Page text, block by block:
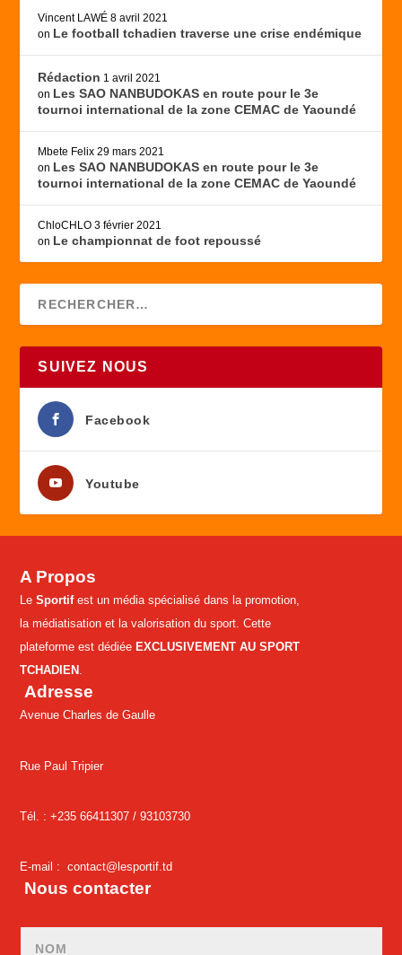
Vincent LAWÉ 8 avril 2021
on Le football tchadien traverse une crise endémique
Rédaction 1 avril 2021
on Les SAO NANBUDOKAS en route pour le 3e
tournoi international de la zone CEMAC de Yaoundé
Mbete Felix 29 mars 2021
on Les SAO NANBUDOKAS en route pour le 3e
tournoi international de la zone CEMAC de Yaoundé
ChloCHLO 3 février 2021
on Le championnat de foot repoussé
SUIVEZ NOUS
Facebook
Youtube
A Propos
LeSportifest un média spécialisé dans la promotion,
la médiatisation et la valorisation du sport. Cette
plateforme est dédiée EXCLUSIVEMENT AU SPORT
TCHADIEN .
Adresse
Avenue Charles de Gaulle
Rue Paul Tripier
Tél. : +235 66411307 /93103730
E-mail :contact@lesportif.td
Nous contacter